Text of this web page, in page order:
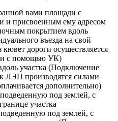
вами площади с
и присвоенным ему адресом
покрытием вдоль
въезда на свой
кювет дороги осуществляется
и с помощью УК)
участка (Подключение
к ЛЭП производятся силами
дополнительно)
под землей, с
участка
под землей, с